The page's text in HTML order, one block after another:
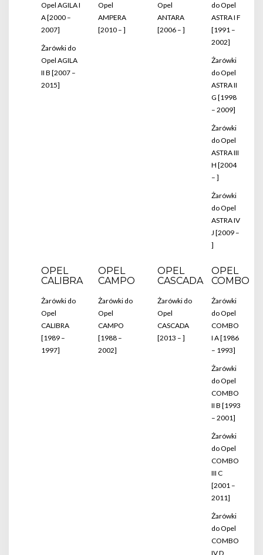
Opel AGILA I
A [2000 –
2007]
Żarówki do
Opel AGILA
II B [2007 –
2015]
Opel
AMPERA
[2010 – ]
Opel
ANTARA
[2006 – ]
do Opel
ASTRA I F
[1991 –
2002]
Żarówki
do Opel
ASTRA II
G [1998
– 2009]
Żarówki
do Opel
ASTRA III
H [2004
– ]
Żarówki
do Opel
ASTRA IV
J [2009 –
]
OPEL
CALIBRA
Żarówki do
Opel
CALIBRA
[1989 –
1997]
OPEL
CAMPO
Żarówki do
Opel
CAMPO
[1988 –
2002]
OPEL
CASCADA
Żarówki do
Opel
CASCADA
[2013 – ]
OPEL
COMBO
Żarówki
do Opel
COMBO
I A [1986
– 1993]
Żarówki
do Opel
COMBO
II B [1993
– 2001]
Żarówki
do Opel
COMBO
III C
[2001 –
2011]
Żarówki
do Opel
COMBO
IV D